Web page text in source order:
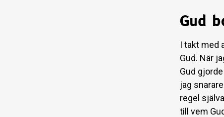
Gud
I takt med
Gud. När
Gud
jag
regel
till vem